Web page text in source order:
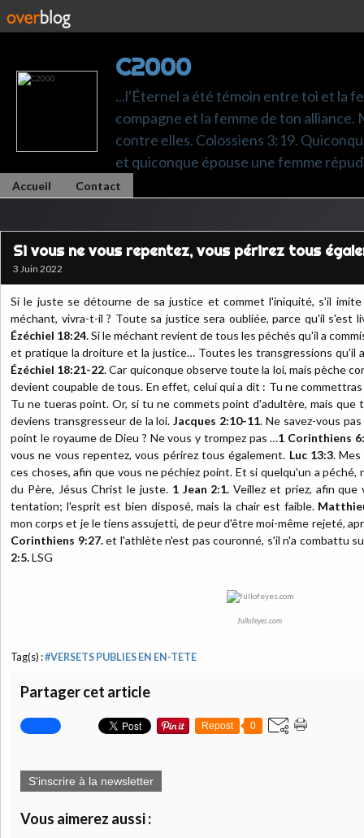
C2000
...l'Éternel a été témoin entre toi et la
compagne et la femme de ton alliance.
contre elles. Colossiens 3:19.
et quiconque épouse une femme
Accueil Contact
Si vous ne vous repentez, vous périrez tous
3 Juin 2022
Si le juste se détourne de sa justice et commet l'iniquité, s'il
méchant, vivra-t-il ? Toute sa justice sera oubliée, parce qu'il s'est
Ézéchiel 18:24. Si le méchant revient de tous les péchés qu'il a
et pratique la droiture et la justice… Toutes les transgressions qu'il
Ézéchiel 18:21-22. Car quiconque observe toute la loi, mais pèche
devient coupable de tous. En effet, celui qui a dit : Tu ne
Tu ne tueras point. Or, si tu ne commets point d'adultère, mais
deviens transgresseur de la loi.Jacques 2:10-11. Ne savez-vous
point le royaume de Dieu ? Ne vous y trompez pas …1 Corinthiens
vous ne vous repentez, vous périrez tous également. Luc 13:3.
ces choses, afin que vous ne péchiez point. Et si quelqu'un a péché,
du Père, Jésus Christ le juste. 1 Jean 2:1. Veillez et priez, afin que
tentation; l'esprit est bien disposé, mais la chair est faible.
mon corps et je le tiens assujetti, de peur d'être moi-même rejeté,
Corinthiens 9:27.et l'athlète n'est pas couronné, s'il n'a combattu
2:5.LSG
fullofeyes.com
Tag(s) :#VERSETS PUBLIES EN EN-TETE
Partager cet article
Repost 0
S'inscrire à la newsletter
Vous aimerez aussi :